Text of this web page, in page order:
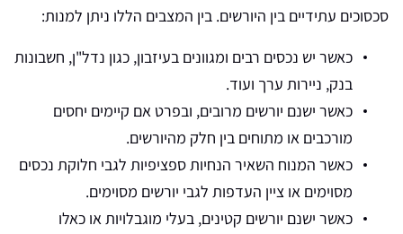
סכסוכים עתידיים בין היורשים. בין המצבים הללו ניתן למנות:
כאשר יש נכסים רבים ומגוונים בעיזבון, כגון נדל"ן, חשבונות
בנק, ניירות ערך ועוד.
כאשר ישנם יורשים מרובים, ובפרט אם קיימים יחסים
מורכבים או מתוחים בין חלק מהיורשים.
כאשר המנוח השאיר הנחיות ספציפיות לגבי חלוקת נכסים
מסוימים או ציין העדפות לגבי יורשים מסוימים.
כאשר ישנם יורשים קטינים, בעלי מוגבלויות או כאלו